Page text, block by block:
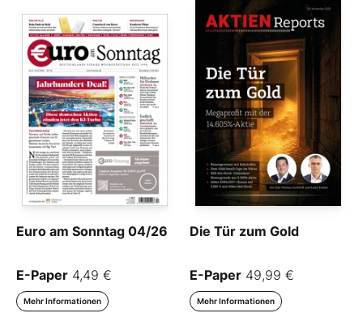
Euro am Sonntag 04/26
E-Paper 4,49 €
Mehr Informationen
Die Tür zum Gold
E-Paper 49,99 €
Mehr Informationen